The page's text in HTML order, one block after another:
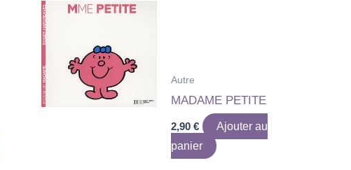
Autre
MADAME PETITE
2,90€
Ajouter au
panier